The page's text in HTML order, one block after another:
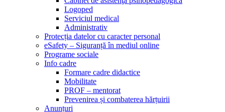
Logoped
Serviciul medical
Administrativ
Protecția datelor cu caracter personal
eSafety – Siguranță în mediul online
Programe sociale
Info cadre
Formare cadre didactice
Mobilitate
PROF – mentorat
Prevenirea și combaterea hărțuirii
Anunțuri